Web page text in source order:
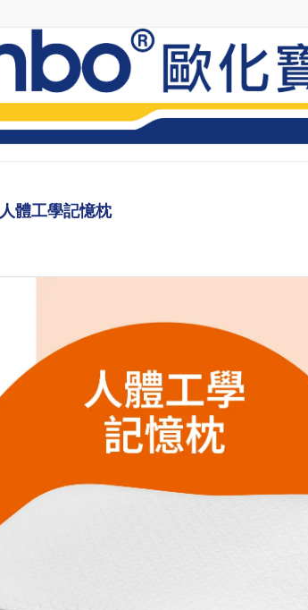
人體工學記憶枕